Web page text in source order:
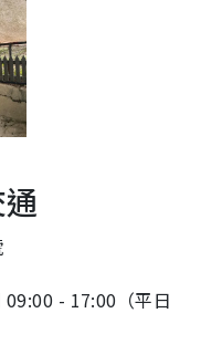
- 17:00（平日